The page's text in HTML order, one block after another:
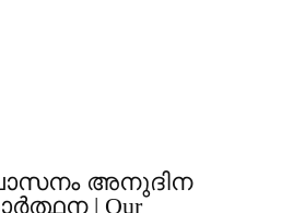
അനുദിന
| Our